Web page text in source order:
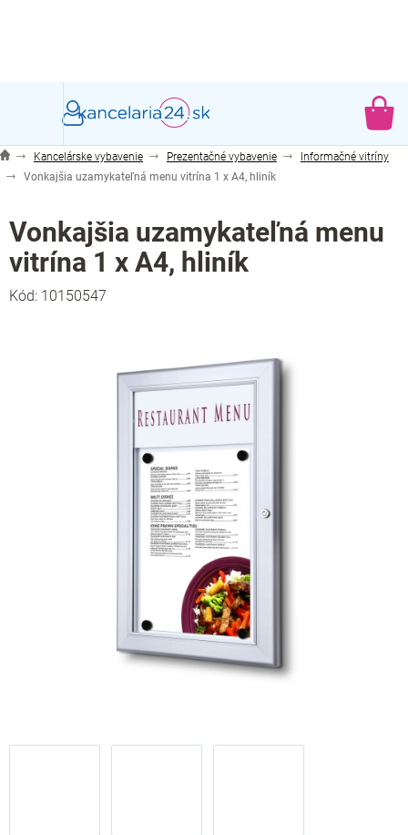
Kancelárske vybavenie Prezentačné vybavenie
Informačné vitríny
Vonkajšia uzamykateľná menu vitrína 1 x A4, hliník
Vonkajšia uzamykateľná menu
vitrína 1 x A4, hliník
Kód: 10150547